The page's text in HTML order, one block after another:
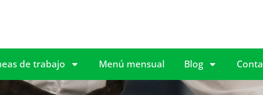
de trabajo Menú mensual Blog